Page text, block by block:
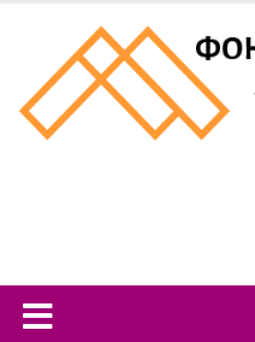
content